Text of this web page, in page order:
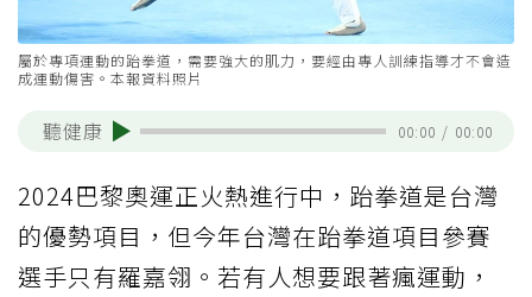
屬於專項運動的跆拳道，需要強大的肌力，要經由專人訓練指導才不會造
成運動傷害。本報資料照片
聽健康 00:00 / 00:00
2024巴黎奧運正火熱進行中，跆拳道是台灣
的優勢項目，但今年台灣在跆拳道項目參賽
選手只有羅嘉翎。若有人想要跟著瘋運動，